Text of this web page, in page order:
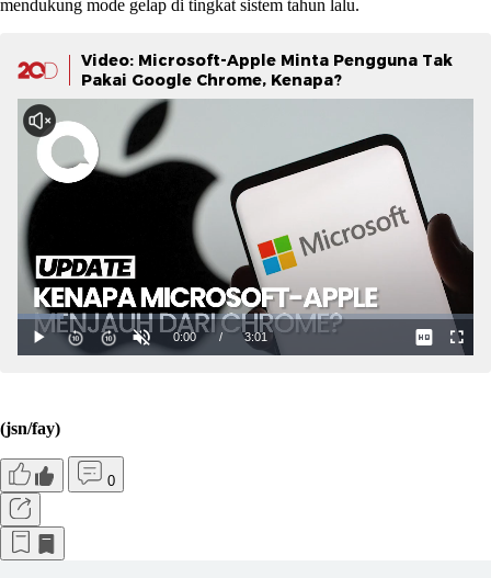
mendukung mode gelap di tingkat sistem tahun lalu.
Video: Microsoft-Apple Minta Pengguna Tak
Pakai Google Chrome, Kenapa?
(jsn/fay)
0